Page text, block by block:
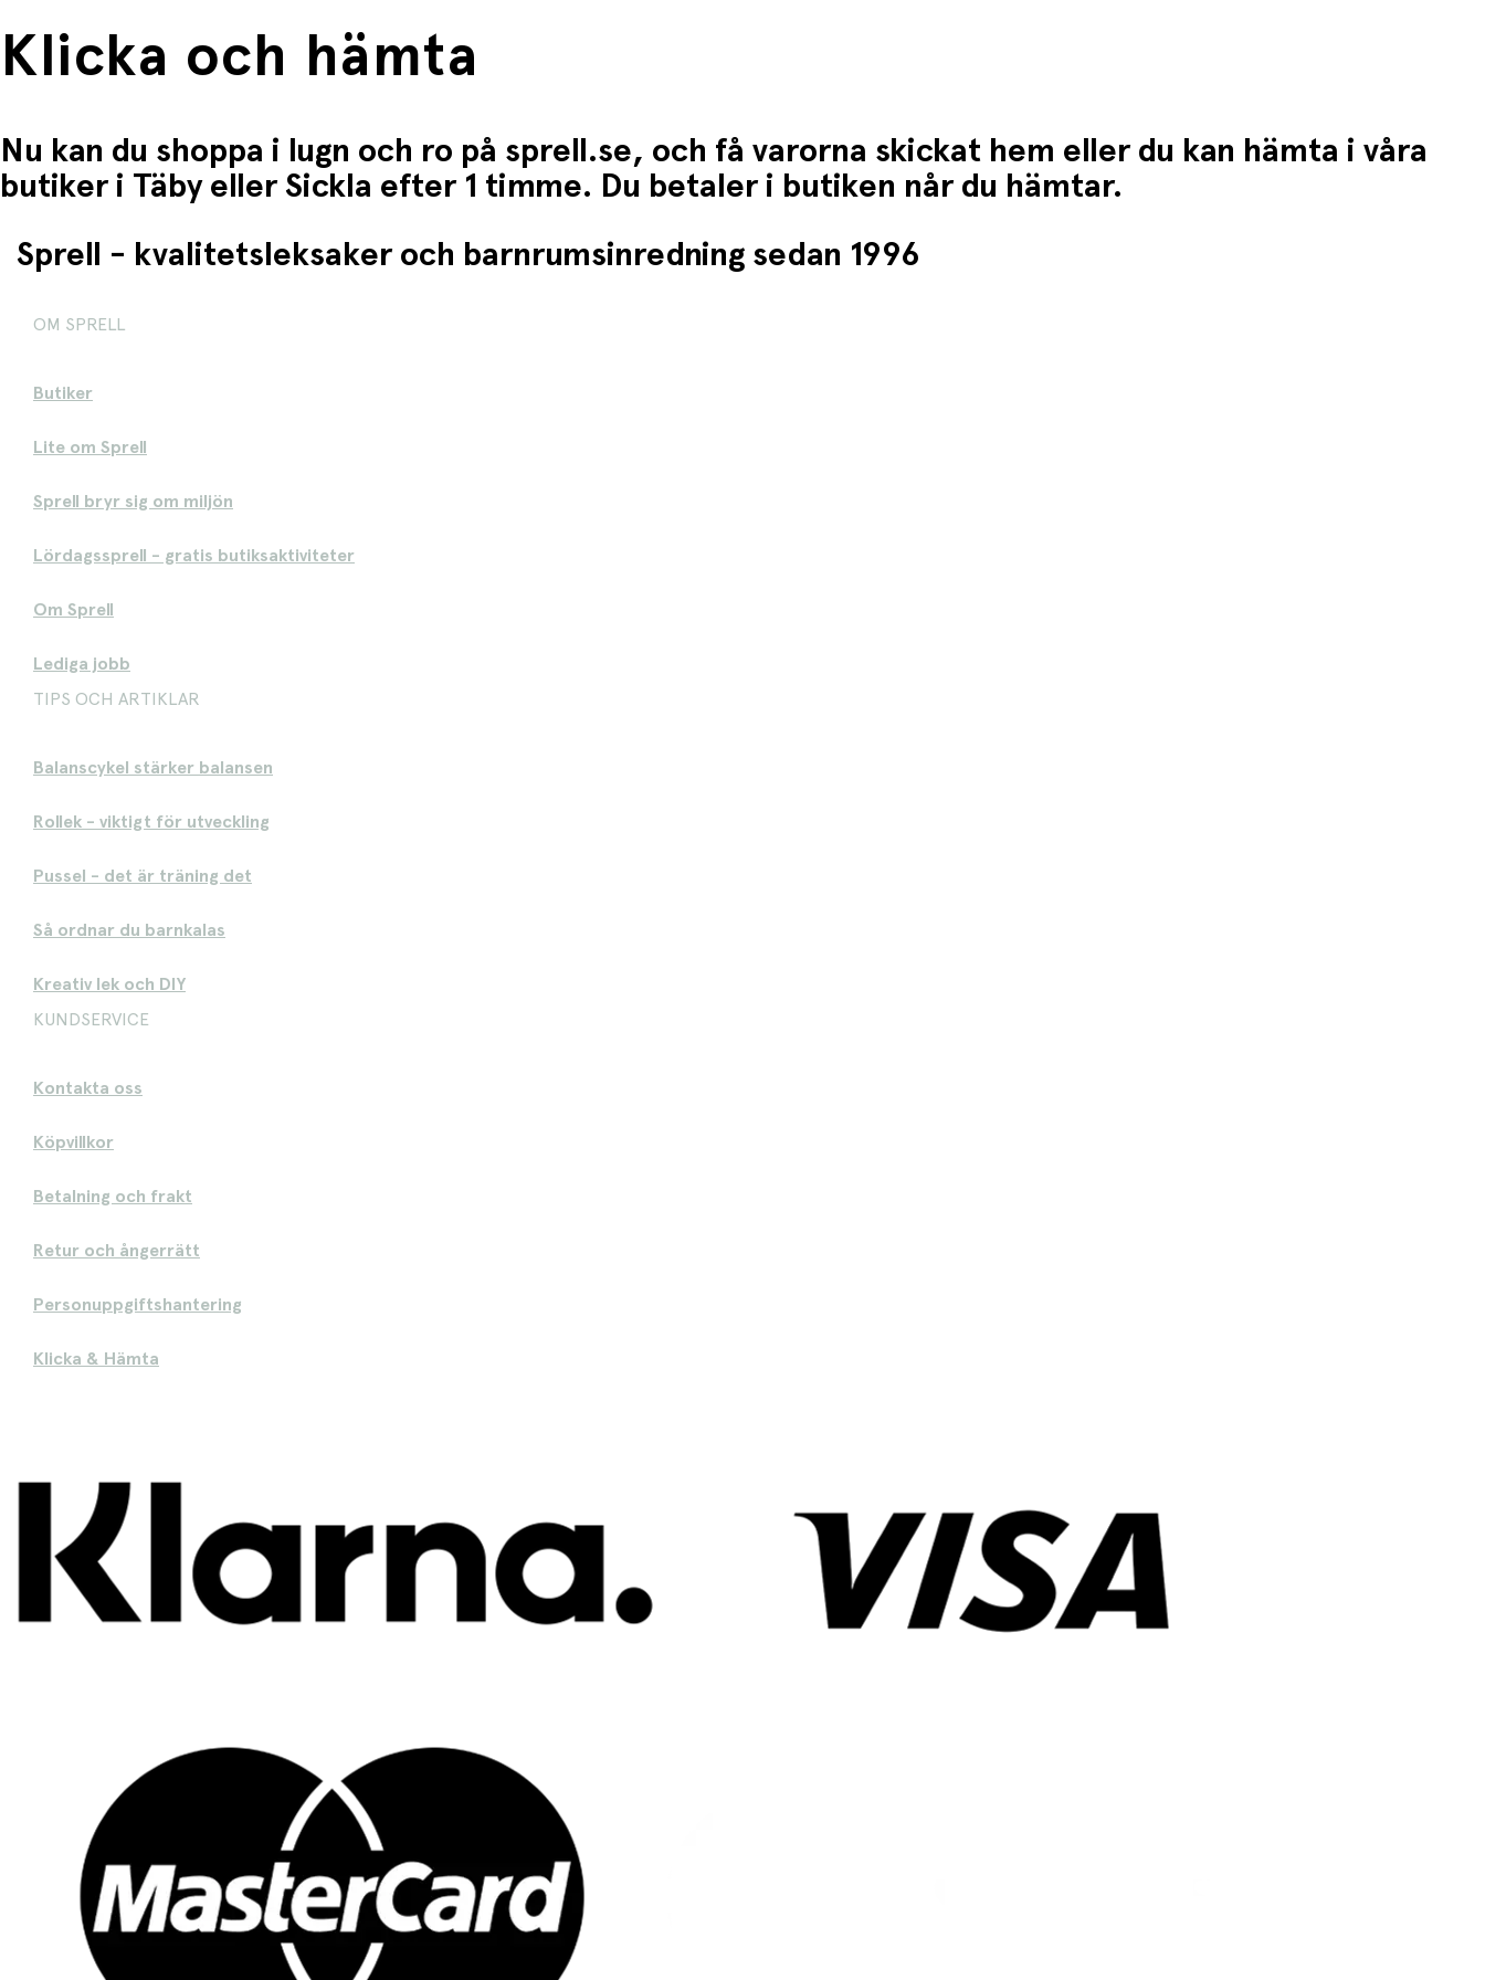
Klicka och hämta
Nu kan du shoppa i lugn och ro på sprell.se, och få varorna skickat hem eller du kan hämta i våra
butiker i Täby eller Sickla efter 1 timme. Du betaler i butiken når du hämtar.
Sprell - kvalitetsleksaker och barnrumsinredning sedan 1996
OM SPRELL
Butiker
Lite om Sprell
Sprell bryr sig om miljön
Lördagssprell - gratis butiksaktiviteter
Om Sprell
Lediga jobb
TIPS OCH ARTIKLAR
Balanscykel stärker balansen
Rollek - viktigt för utveckling
Pussel - det är träning det
Så ordnar du barnkalas
Kreativ lek och DIY
KUNDSERVICE
Kontakta oss
Köpvillkor
Betalning och frakt
Retur och ångerrätt
Personuppgiftshantering
Klicka & Hämta